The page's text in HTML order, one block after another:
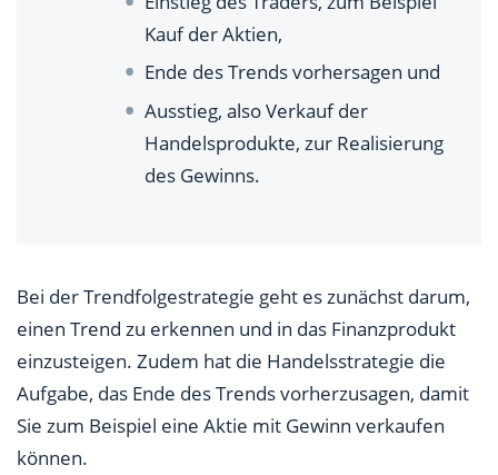
Kauf der Aktien,
Ende des Trends vorhersagen und
Ausstieg, also Verkauf der
Handelsprodukte, zur Realisierung
des Gewinns.
Bei der Trendfolgestrategie geht es zunächst darum,
einen Trend zu erkennen und in das Finanzprodukt
einzusteigen. Zudem hat die Handelsstrategie die
Aufgabe, das Ende des Trends vorherzusagen, damit
Sie zum Beispiel eine Aktie mit Gewinn verkaufen
können.